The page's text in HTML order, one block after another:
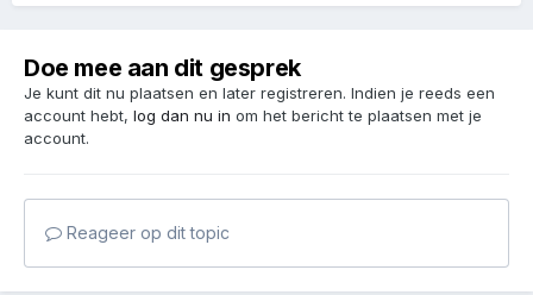
Doe mee aan dit gesprek
Je kunt dit nu plaatsen en later registreren. Indien je reeds een
account hebt, log dan nu in om het bericht te plaatsen met je
account.
Reageer op dit topic